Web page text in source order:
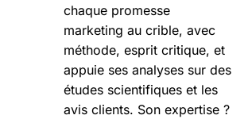
chaque promesse
marketing au crible, avec
méthode, esprit critique, et
appuie ses analyses sur des
études scientifiques et les
avis clients. Son expertise ?